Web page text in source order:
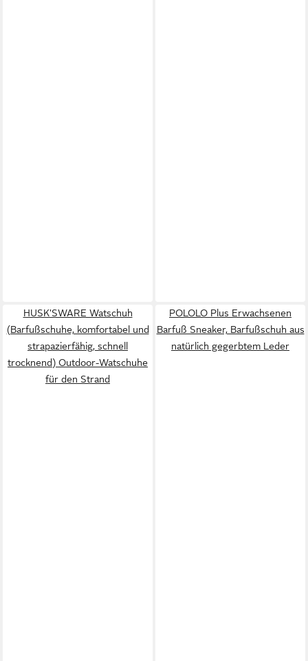
HUSK'SWARE Watschuh
(Barfußschuhe, komfortabel und
strapazierfähig, schnell
trocknend) Outdoor-Watschuhe
für den Strand
POLOLO Plus Erwachsenen
Barfuß Sneaker, Barfußschuh aus
natürlich gegerbtem Leder